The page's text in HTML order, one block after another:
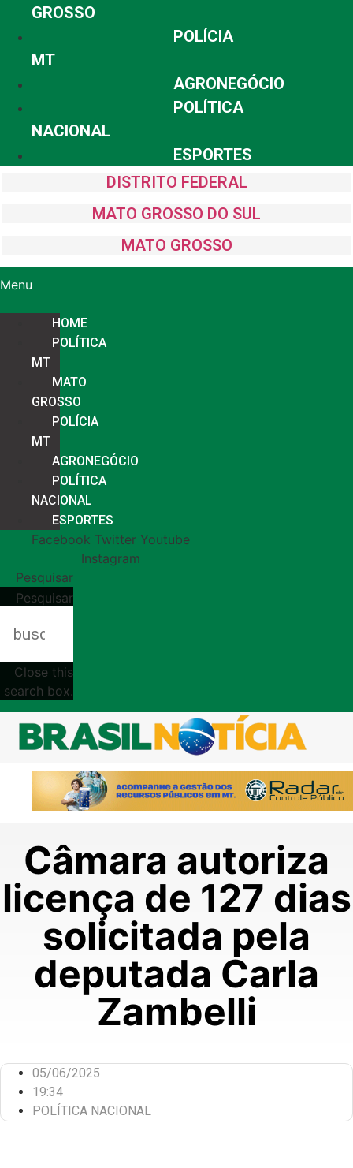
GROSSO
POLÍCIA
MT
AGRONEGÓCIO
POLÍTICA
NACIONAL
ESPORTES
DISTRITO FEDERAL
MATO GROSSO DO SUL
MATO GROSSO
Menu
HOME
POLÍTICA
MT
MATO
GROSSO
POLÍCIA
MT
AGRONEGÓCIO
POLÍTICA
NACIONAL
ESPORTES
Facebook Twitter Youtube
Instagram
Pesquisar
Pesquisar
Close this
search box.
Câmara autoriza
licença de 127 dias
solicitada pela
deputada Carla
Zambelli
05/06/2025
19:34
POLÍTICA NACIONAL